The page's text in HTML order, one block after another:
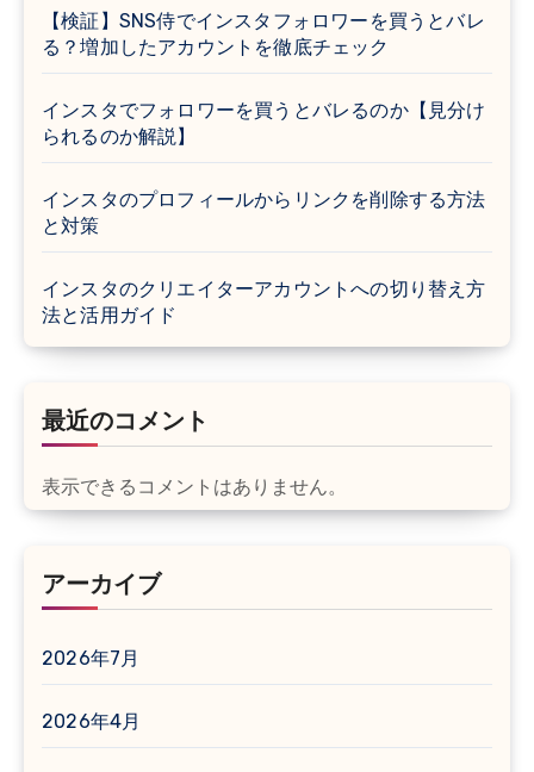
【検証】SNS侍でインスタフォロワーを買うとバレ
る？増加したアカウントを徹底チェック
インスタでフォロワーを買うとバレるのか【見分け
られるのか解説】
インスタのプロフィールからリンクを削除する方法
と対策
インスタのクリエイターアカウントへの切り替え方
法と活用ガイド
最近のコメント
表示できるコメントはありません。
アーカイブ
2026年7月
2026年4月